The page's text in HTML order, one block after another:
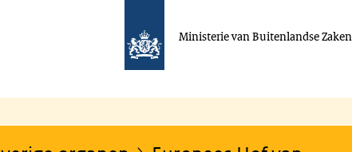
Ministerie van Buitenlandse Zaken